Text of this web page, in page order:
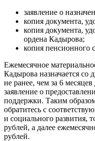
заявление о
копия документа,
копия документа,
ордена Кадырова;
копия пенсионного
Ежемесячное
Кадырова назначается со
не ранее, чем за 6
заявление о
поддержки. Таким
обратитесь с
и социального развития,
рублей, а далее
рублей.